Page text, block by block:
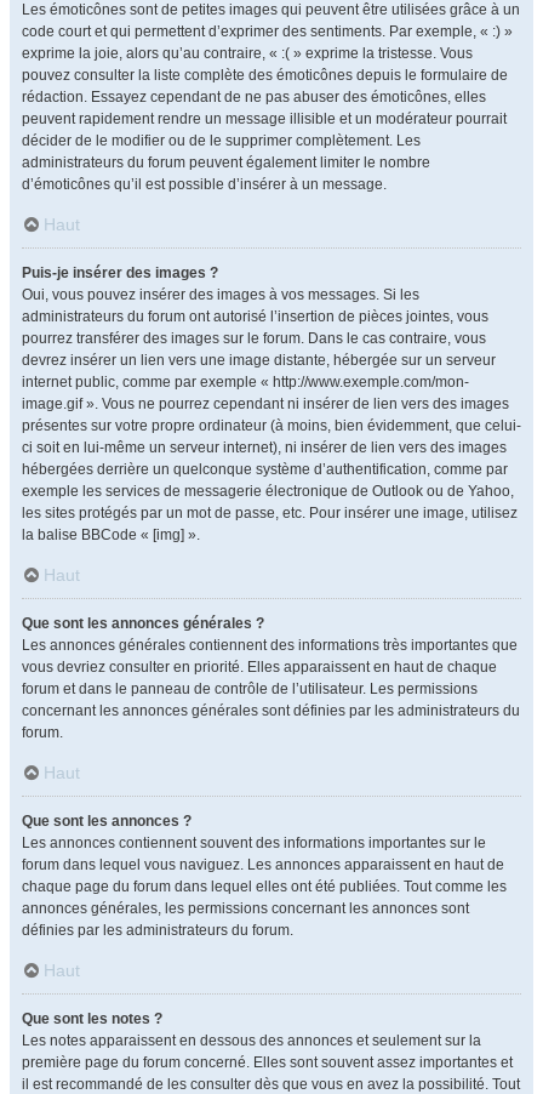
Les émoticônes sont de petites images qui peuvent être utilisées grâce à un
code court et qui permettent d’exprimer des sentiments. Par exemple, « :) »
exprime la joie, alors qu’au contraire, « :( » exprime la tristesse. Vous
pouvez consulter la liste complète des émoticônes depuis le formulaire de
rédaction. Essayez cependant de ne pas abuser des émoticônes, elles
peuvent rapidement rendre un message illisible et un modérateur pourrait
décider de le modifier ou de le supprimer complètement. Les
administrateurs du forum peuvent également limiter le nombre
d’émoticônes qu’il est possible d’insérer à un message.
Haut
Puis-je insérer des images ?
Oui, vous pouvez insérer des images à vos messages. Si les
administrateurs du forum ont autorisé l’insertion de pièces jointes, vous
pourrez transférer des images sur le forum. Dans le cas contraire, vous
devrez insérer un lien vers une image distante, hébergée sur un serveur
internet public, comme par exemple « http://www.exemple.com/mon-
image.gif ». Vous ne pourrez cependant ni insérer de lien vers des images
présentes sur votre propre ordinateur (à moins, bien évidemment, que celui-
ci soit en lui-même un serveur internet), ni insérer de lien vers des images
hébergées derrière un quelconque système d’authentification, comme par
exemple les services de messagerie électronique de Outlook ou de Yahoo,
les sites protégés par un mot de passe, etc. Pour insérer une image, utilisez
la balise BBCode « [img] ».
Haut
Que sont les annonces générales ?
Les annonces générales contiennent des informations très importantes que
vous devriez consulter en priorité. Elles apparaissent en haut de chaque
forum et dans le panneau de contrôle de l’utilisateur. Les permissions
concernant les annonces générales sont définies par les administrateurs du
forum.
Haut
Que sont les annonces ?
Les annonces contiennent souvent des informations importantes sur le
forum dans lequel vous naviguez. Les annonces apparaissent en haut de
chaque page du forum dans lequel elles ont été publiées. Tout comme les
annonces générales, les permissions concernant les annonces sont
définies par les administrateurs du forum.
Haut
Que sont les notes ?
Les notes apparaissent en dessous des annonces et seulement sur la
première page du forum concerné. Elles sont souvent assez importantes et
il est recommandé de les consulter dès que vous en avez la possibilité. Tout